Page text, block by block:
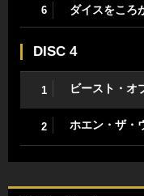
6 ダイスをころ
DISC 4
1 ビースト・オ
2 ホエン・ザ・